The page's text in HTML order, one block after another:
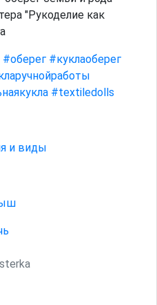
"Рукоделие как
#оберег #куклаоберег
#textiledolls
и виды